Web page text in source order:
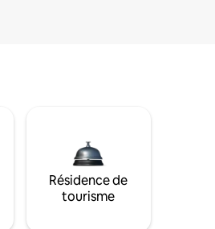
Résidence de
tourisme